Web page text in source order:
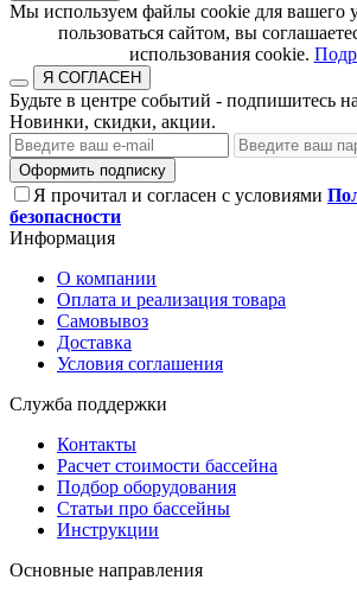
​​​​​​​Мы используем файлы cookie для вашего
пользоваться сайтом, вы
использования cookie.​​​​​​​
Я СОГЛАСЕН
Будьте в центре событий - подпишитесь
Новинки, скидки, акции.
Оформить подписку
Я прочитал и согласен с условиями
безопасности
Информация
О компании
Оплата и реализация товара
Самовывоз
Доставка
Условия соглашения
Служба поддержки
Контакты
Расчет стоимости бассейна
Подбор оборудования
Статьи про бассейны
Инструкции
Основные направления